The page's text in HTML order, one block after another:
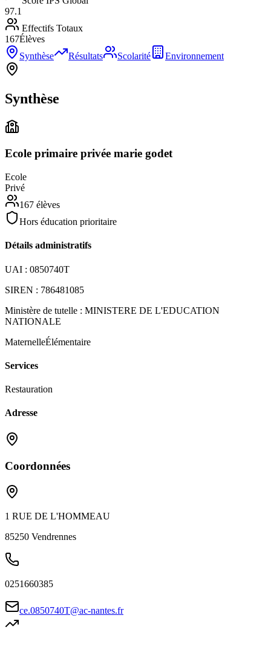
97.1
Effectifs Totaux
167Élèves
Synthèse
Résultats Scolarité Environnement
Synthèse
Ecole primaire privée marie godet
Ecole
Privé
167 élèves
Hors éducation prioritaire
Détails administratifs
UAI : 0850740T
SIREN : 786481085
Ministère de tutelle : MINISTERE DE L'EDUCATION
NATIONALE
MaternelleÉlémentaire
Services
Restauration
Adresse
Coordonnées
1 RUE DE L'HOMMEAU
85250 Vendrennes
0251660385
ce.0850740T@ac-nantes.fr